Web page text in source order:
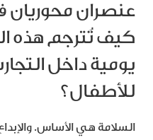
عنصران
كيف تُترجم هذه
يومية داخل
للأطفال؟
السلامة هي الأساس.